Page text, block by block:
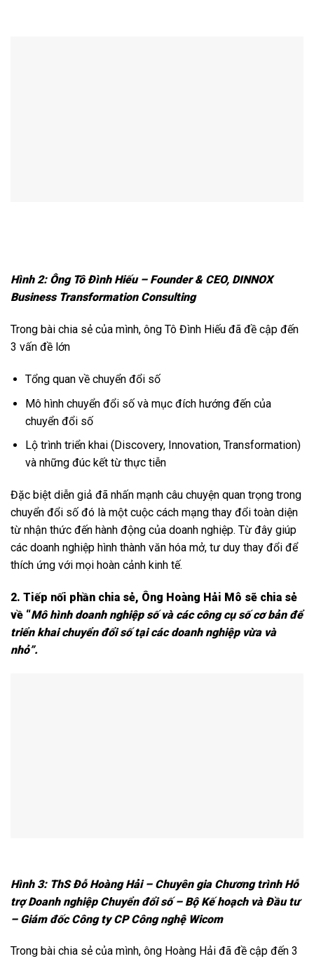
Hình 2: Ông Tô Đình Hiếu – Founder & CEO, DINNOX
Business Transformation Consulting
Trong bài chia sẻ của mình, ông Tô Đình Hiếu đã đề cập đến
3 vấn đề lớn
Tổng quan về chuyển đổi số
Mô hình chuyển đổi số và mục đích hướng đến của
chuyển đổi số
Lộ trình triển khai (Discovery, Innovation, Transformation)
và những đúc kết từ thực tiễn
Đặc biệt diễn giả đã nhấn mạnh câu chuyện quan trọng trong
chuyển đổi số đó là một cuộc cách mạng thay đổi toàn diện
từ nhận thức đến hành động của doanh nghiệp. Từ đây giúp
các doanh nghiệp hình thành văn hóa mở, tư duy thay đổi để
thích ứng với mọi hoàn cảnh kinh tế.
2. Tiếp nối phần chia sẻ, Ông Hoàng Hải Mô sẽ chia sẻ
về “Mô hình doanh nghiệp số và các công cụ số cơ bản để
triển khai chuyển đổi số tại các doanh nghiệp vừa và
nhỏ”.
Hình 3: ThS Đỗ Hoàng Hải – Chuyên gia Chương trình Hỗ
trợ Doanh nghiệp Chuyển đổi số – Bộ Kế hoạch và Đầu tư
– Giám đốc Công ty CP Công nghệ Wicom
Trong bài chia sẻ của mình, ông Hoàng Hải đã đề cập đến 3